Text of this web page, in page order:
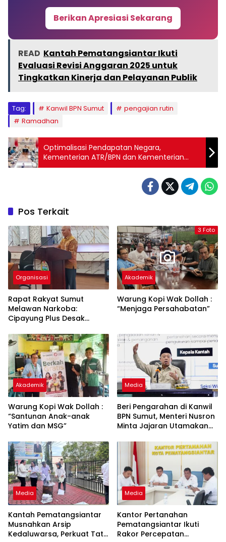
Berikan Apresiasi Sekarang
READ Kantah Pematangsiantar Ikuti
Evaluasi Revisi Anggaran 2025 untuk
Tingkatkan Kinerja dan Pelayanan Publik
Tag: Kanwil BPN Sumut
pengajian rutin
Ramadhan
Optimalisasi Pendapatan Negara,
Kementerian ATR/BPN dan Kementerian
Keuangan Kerja Sama Tertibkan
Penggunaan HGU yang Tak Sesuai
Pos Terkait
Organisasi
Rapat Rakyat Sumut
Melawan Narkoba:
Cipayung Plus Desak
Muda Jadi Benteng Utama
3 Foto
Akademik
Warung Kopi Wak Dollah :
“Menjaga Persahabatan”
Akademik
Warung Kopi Wak Dollah :
“Santunan Anak-anak
Yatim dan MSG”
Media
Beri Pengarahan di Kanwil
BPN Sumut, Menteri Nusron
Minta Jajaran Utamakan
Masyarakat
Media
Kantah Pematangsiantar
Musnahkan Arsip
Kedaluwarsa, Perkuat Tata
Media
Kantor Pertanahan
Pematangsiantar Ikuti
Rakor Percepatan